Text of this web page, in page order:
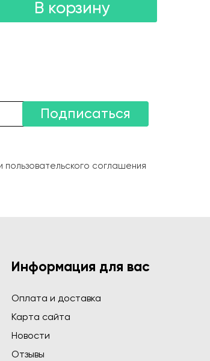
В корзину
Подписаться
пользовательского соглашения
Информация для вас
Оплата и доставка
Карта сайта
Новости
Отзывы